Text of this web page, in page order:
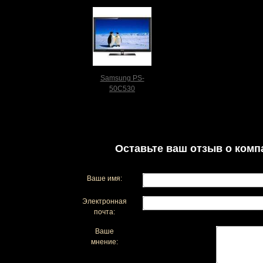
Samsung PS-
50C530
Оставьте ваш отзыв о
Ваше имя:
Электронная
почта:
Ваше
мнение: